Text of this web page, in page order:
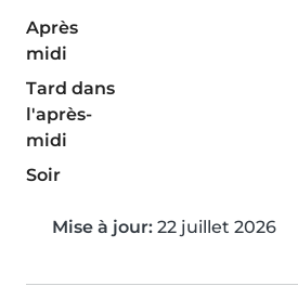
Après
midi
Tard dans
l'après-
midi
Soir
Mise à jour: 22 juillet 2026